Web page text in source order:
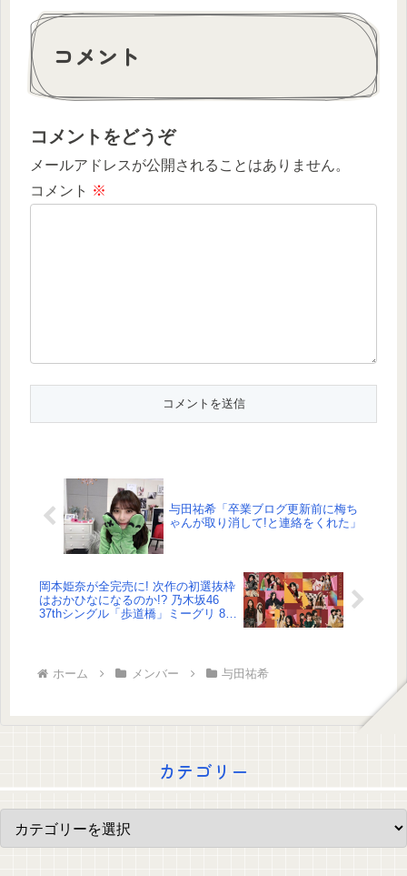
コメント
コメントをどうぞ
メールアドレスが公開されることはありません。
コメント ※
与田祐希「卒業ブログ更新前に梅ち
ゃんが取り消して!と連絡をくれた」
岡本姫奈が全完売に! 次作の初選抜枠
はおかひなになるのか!? 乃木坂46
37thシングル「歩道橋」ミーグリ 8次
ホーム メンバー 与田祐希
カテゴリー